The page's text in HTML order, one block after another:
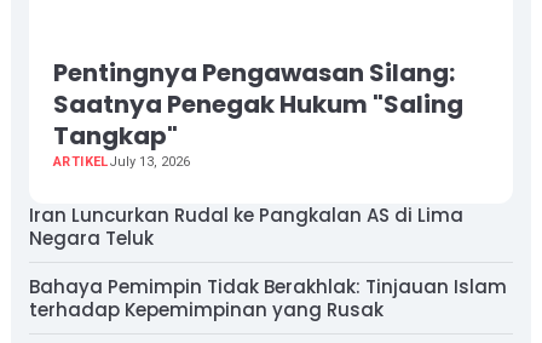
Pentingnya Pengawasan Silang:
Saatnya Penegak Hukum "Saling
Tangkap"
ARTIKELJuly 13, 2026
Iran Luncurkan Rudal ke Pangkalan AS di Lima
Negara Teluk
Bahaya Pemimpin Tidak Berakhlak: Tinjauan Islam
terhadap Kepemimpinan yang Rusak